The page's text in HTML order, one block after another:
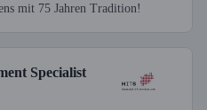
mit 75 Jahren Tradition!
Specialist